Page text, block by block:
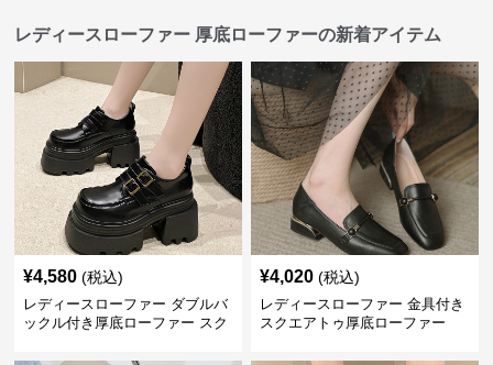
レディースローファー 厚底ローファーの新着アイテム
¥4,580 (税込)
レディースローファー ダブルバ
ックル付き厚底ローファー スク
¥4,020 (税込)
レディースローファー 金具付き
スクエアトゥ厚底ローファー